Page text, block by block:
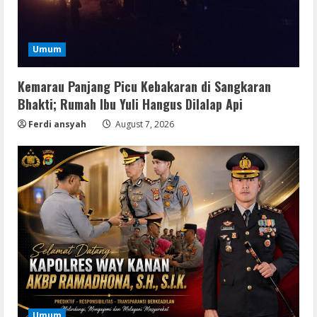
Umum
Kemarau Panjang Picu Kebakaran di Sangkaran
Bhakti; Rumah Ibu Yuli Hangus Dilalap Api
Ferdi ansyah August 7, 2026
Serialers
jv16 PowerTools Free[Activated]